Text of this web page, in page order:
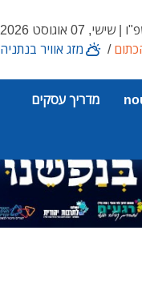
07 אוגוסט 2026
/ מזג אוויר בנתניה
מדריך עסקים